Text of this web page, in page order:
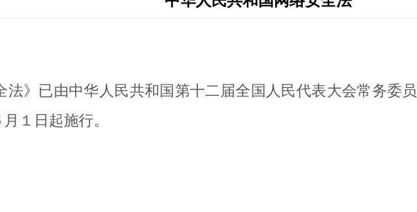
法》已由中华人民共和国第十二届全国人民代表大会常务委
１日起施行。